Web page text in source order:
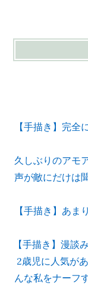
【手描き】完
久しぶりのアモ
声が敵にだけは
【手描き】あ
【手描き】漫談
2歳児に人気が
んな私をナーフ